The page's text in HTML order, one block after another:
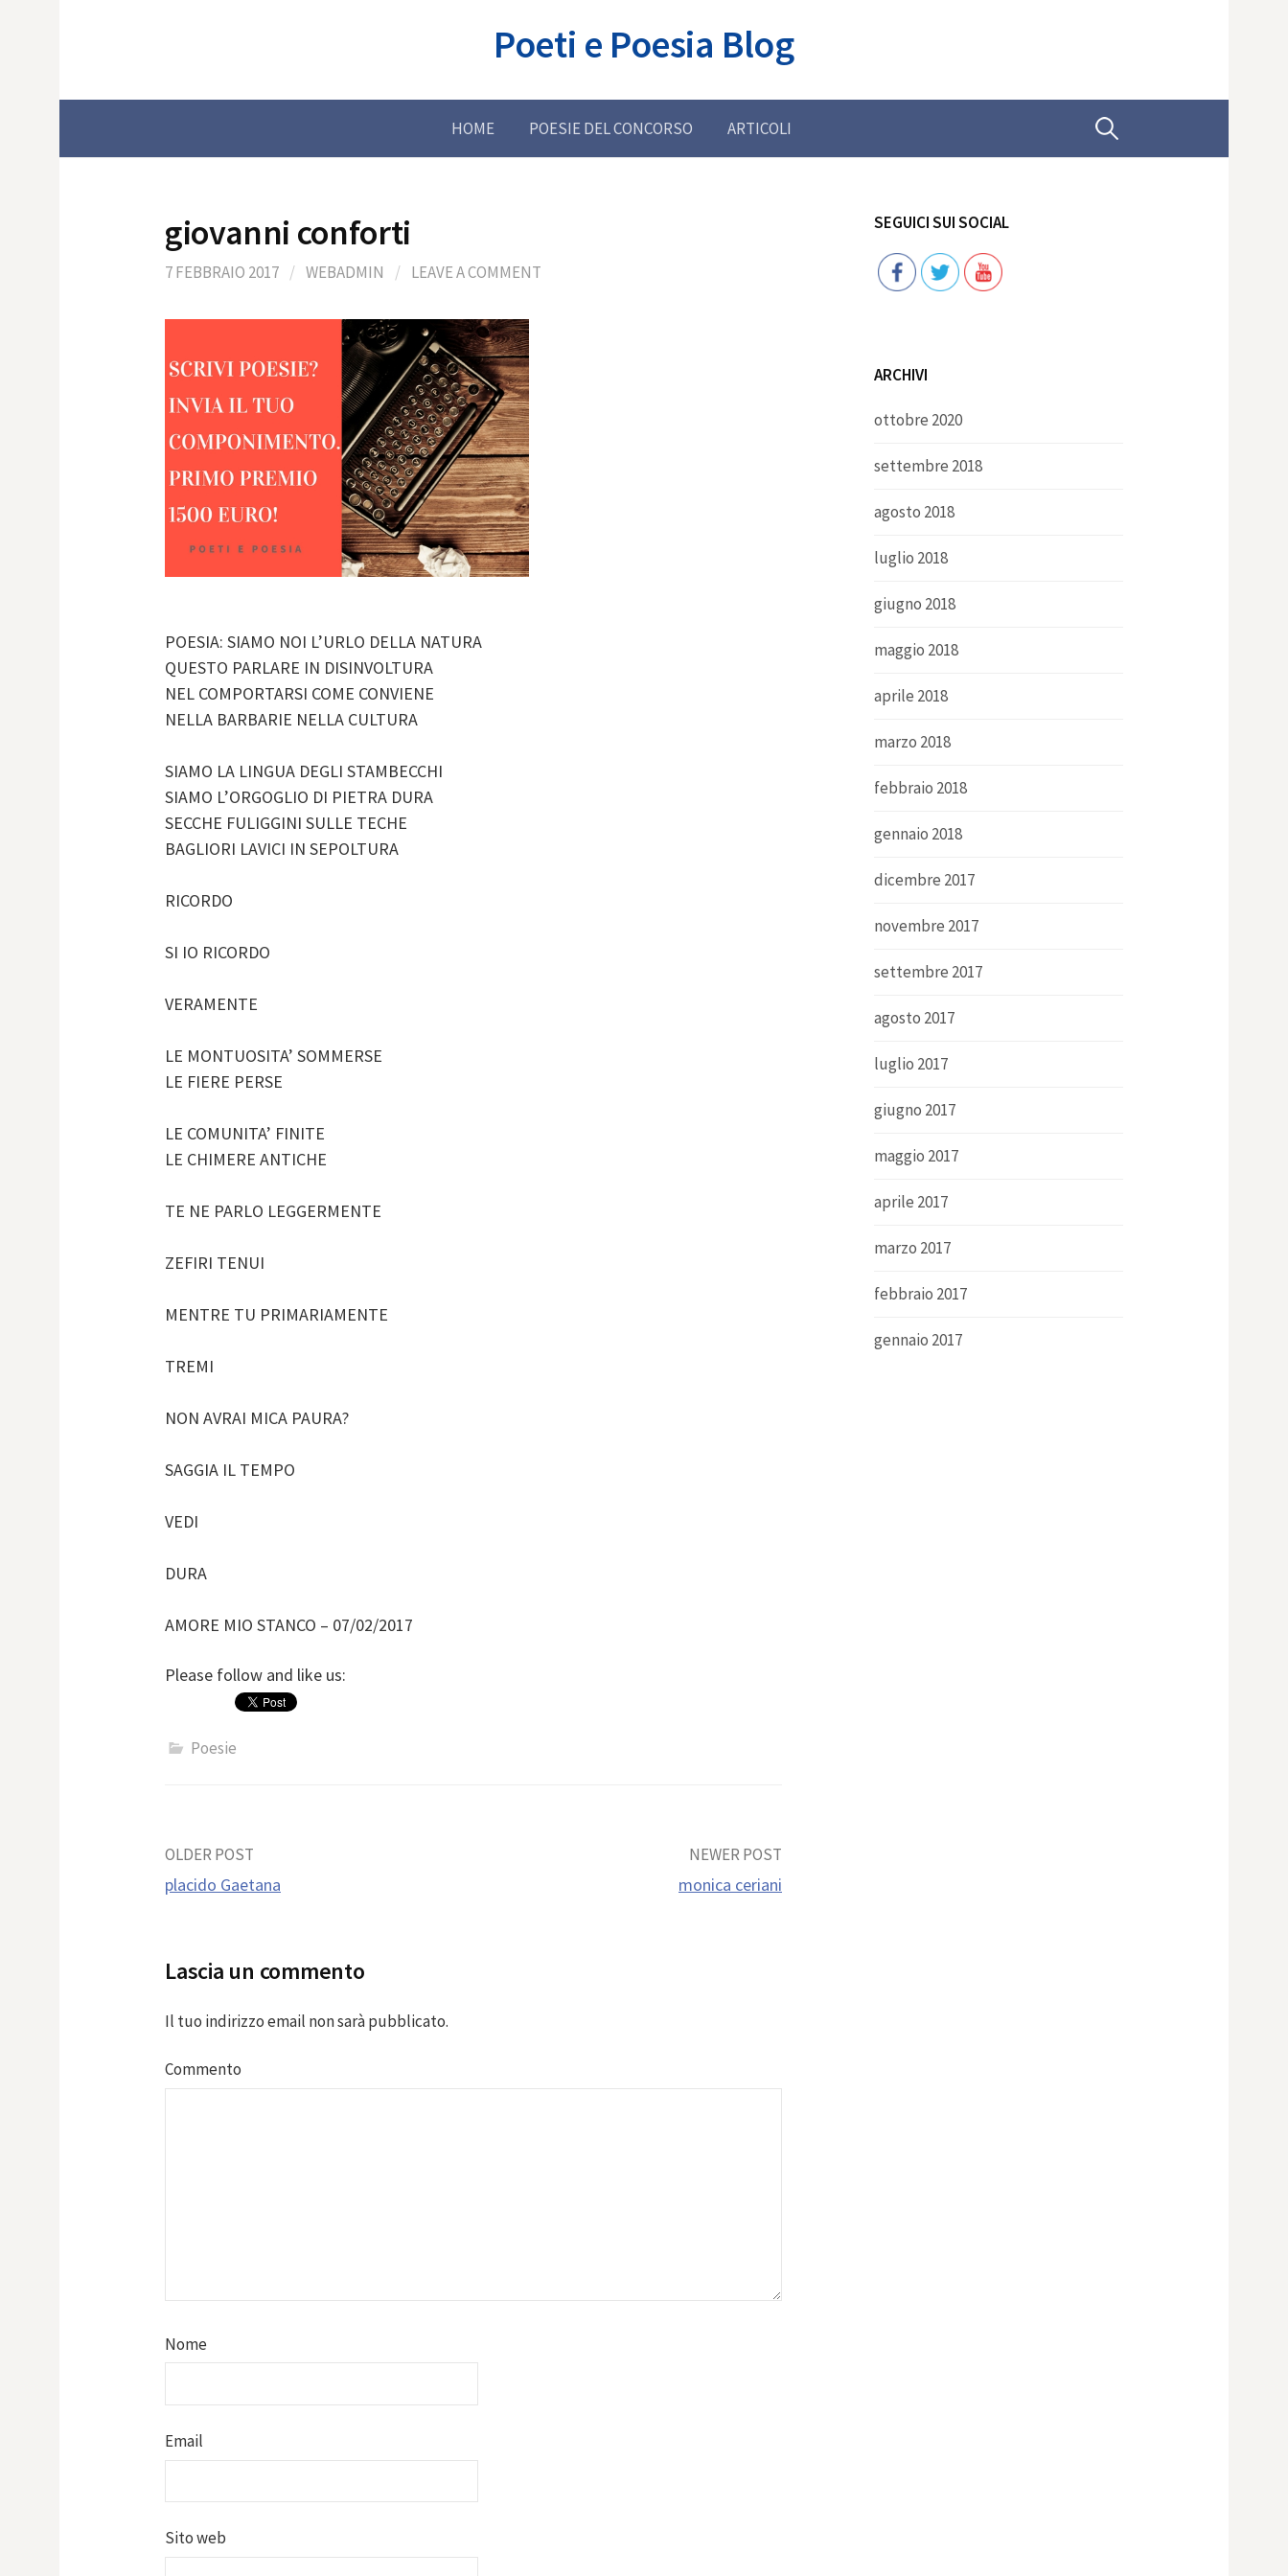
Poeti e Poesia Blog
HOME POESIE DEL CONCORSO ARTICOLI Ricerca
giovanni conforti
7 FEBBRAIO 2017 / WEBADMIN / LEAVE A COMMENT
POESIA: SIAMO NOI L’URLO DELLA NATURA
QUESTO PARLARE IN DISINVOLTURA
NEL COMPORTARSI COME CONVIENE
NELLA BARBARIE NELLA CULTURA
SIAMO LA LINGUA DEGLI STAMBECCHI
SIAMO L’ORGOGLIO DI PIETRA DURA
SECCHE FULIGGINI SULLE TECHE
BAGLIORI LAVICI IN SEPOLTURA
RICORDO
SI IO RICORDO
VERAMENTE
LE MONTUOSITA’ SOMMERSE
LE FIERE PERSE
LE COMUNITA’ FINITE
LE CHIMERE ANTICHE
TE NE PARLO LEGGERMENTE
ZEFIRI TENUI
MENTRE TU PRIMARIAMENTE
TREMI
NON AVRAI MICA PAURA?
SAGGIA IL TEMPO
VEDI
DURA
AMORE MIO STANCO – 07/02/2017
Please follow and like us:
Poesie
Post
OLDER POST
placido Gaetana
NEWER POST
monica ceriani
Lascia un commento
Il tuo indirizzo email non sarà pubblicato.
Commento
Nome
Email
Sito web
SEGUICI SUI SOCIAL
Follow
ARCHIVI
ottobre 2020
settembre 2018
agosto 2018
luglio 2018
giugno 2018
maggio 2018
aprile 2018
marzo 2018
febbraio 2018
gennaio 2018
dicembre 2017
novembre 2017
settembre 2017
agosto 2017
luglio 2017
giugno 2017
maggio 2017
aprile 2017
marzo 2017
febbraio 2017
gennaio 2017